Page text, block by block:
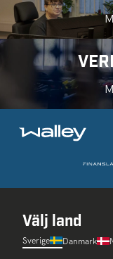
Välj land
Sverige Danmark